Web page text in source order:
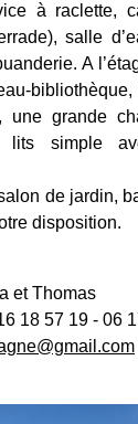
à raclette,
salle
A
une grande
simple
de jardin,
disposition.
et Thomas
18 57 19 - 06